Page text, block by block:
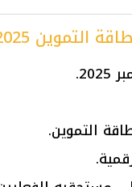
التموين 2025
التموين.